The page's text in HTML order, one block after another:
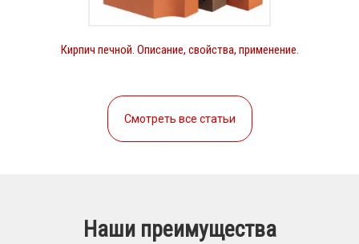
Кирпич печной. Описание, свойства, применение.
Смотреть все статьи
Наши преимущества